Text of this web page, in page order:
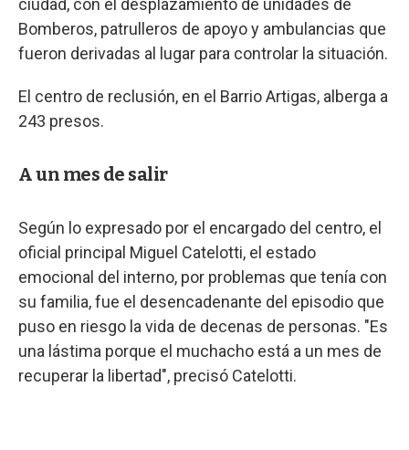
ciudad, con el desplazamiento de unidades de
Bomberos, patrulleros de apoyo y ambulancias que
fueron derivadas al lugar para controlar la situación.
El centro de reclusión, en el Barrio Artigas, alberga a
243 presos.
A un mes de salir
Según lo expresado por el encargado del centro, el
oficial principal Miguel Catelotti, el estado
emocional del interno, por problemas que tenía con
su familia, fue el desencadenante del episodio que
puso en riesgo la vida de decenas de personas. "Es
una lástima porque el muchacho está a un mes de
recuperar la libertad", precisó Catelotti.